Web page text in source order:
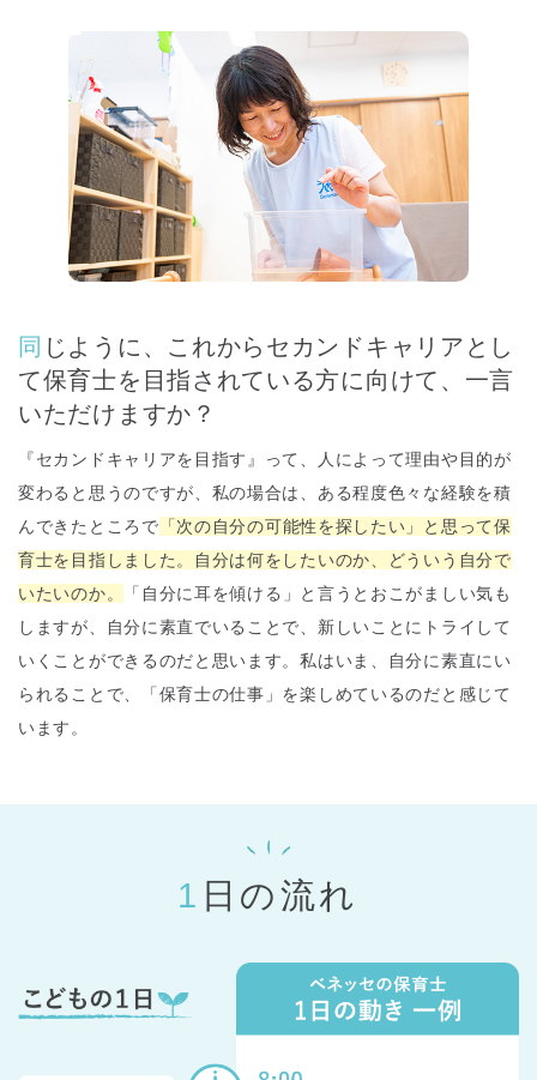
同じように、これからセカンドキャリアとし
て保育士を目指されている方に向けて、一言
いただけますか？
『セカンドキャリアを目指す』って、人によって理由や目的が
変わると思うのですが、私の場合は、ある程度色々な経験を積
んできたところで 「次の自分の可能性を探したい」と思って保
育士を目指しました。自分は何をしたいのか、どういう自分で
いたいのか。
「自分に耳を傾ける」と言うとおこがましい気も
しますが、自分に素直でいることで、新しいことにトライして
いくことができるのだと思います。私はいま、自分に素直にい
られることで、「保育士の仕事」を楽しめているのだと感じて
います。
1日の流れ